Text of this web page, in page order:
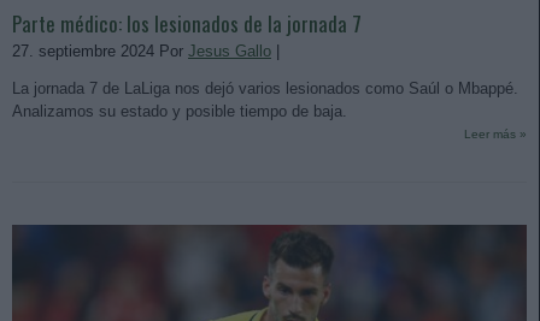
Parte médico: los lesionados de la jornada 7
27. septiembre 2024 Por Jesus Gallo
La jornada 7 de LaLiga nos dejó varios lesionados como Saúl o Mbappé.
Analizamos su estado y posible tiempo de baja.
Leer más »